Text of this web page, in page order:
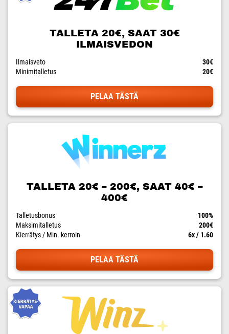
TALLETA 20€, SAAT 30€
ILMAISVEDON
Ilmaisveto
30€
Minimitalletus
20€
PELAA TÄSTÄ
TALLETA 20€ – 200€, SAAT 40€ –
400€
Talletusbonus
100%
Maksimitalletus
200€
Kierrätys / Min. kerroin
6x / 1.60
PELAA TÄSTÄ